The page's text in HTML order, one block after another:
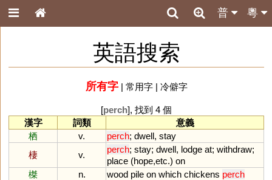
粵
普
英語搜索
所有字| 常用字| 冷僻字
[perch], 找到 4 個
漢字
詞類
意義
栖
v. perch; dwell, stay
棲
v.
perch; stay; dwell, lodge at; withdraw;
place (hope,etc.) on
榤
n. wood pile on which chickens perch